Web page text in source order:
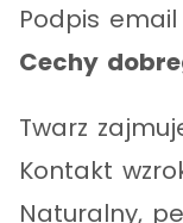
Podpis email
Cechy
Twarz
Kontakt
Naturalny,